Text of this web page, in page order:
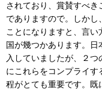
されており、賞賛すべ
でありますので。しかし
ことになりますと、言
国が幾つかあります。
入していましたが、２
にこれらをコンプライ
程がとても重要です。既